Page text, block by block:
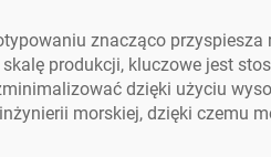
znacząco
produkcji, kluczowe jest
dzięki użyciu
morskiej, dzięki czemu